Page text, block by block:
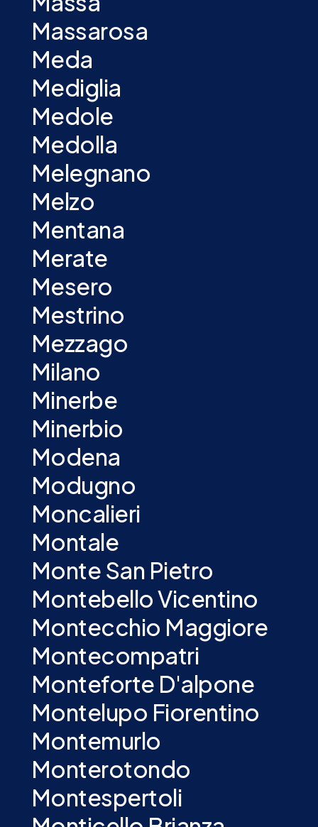
Massarosa
Meda
Mediglia
Medole
Medolla
Melegnano
Melzo
Mentana
Merate
Mesero
Mestrino
Mezzago
Milano
Minerbe
Minerbio
Modena
Modugno
Moncalieri
Montale
Monte San Pietro
Montebello Vicentino
Montecchio Maggiore
Montecompatri
Monteforte D'alpone
Montelupo Fiorentino
Montemurlo
Monterotondo
Montespertoli